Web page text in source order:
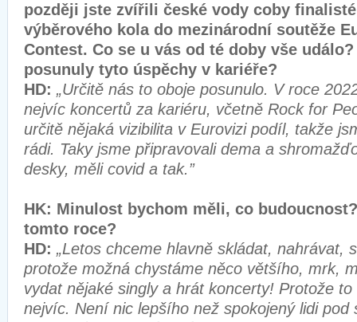
později jste zvířili české vody coby
výběrového kola do mezinárodní soutěže
Contest. Co se u vás od té doby vše
posunuly tyto úspěchy v kariéře?
HD: „Určitě nás to oboje posunulo. V roce
nejvíc koncertů za kariéru, včetně Rock for
určitě nějaká vizibilita v Eurovizi podíl, takže
rádi. Taky jsme připravovali dema a
desky, měli covid a tak.”
HK: Minulost bychom měli, co
tomto roce?
HD: „Letos chceme hlavně skládat, nahrávat,
protože možná chystáme něco většího, mrk,
vydat nějaké singly a hrát koncerty! Protože
nejvíc. Není nic lepšího než spokojený lidi pod